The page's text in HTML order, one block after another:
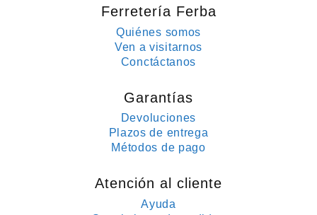
Ferretería Ferba
Quiénes somos
Ven a visitarnos
Conctáctanos
Garantías
Devoluciones
Plazos de entrega
Métodos de pago
Atención al cliente
Ayuda